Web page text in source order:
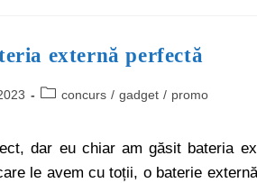
externă perfectă
concurs / gadget / promo
dar eu chiar am găsit bateria
le avem cu toții, o baterie